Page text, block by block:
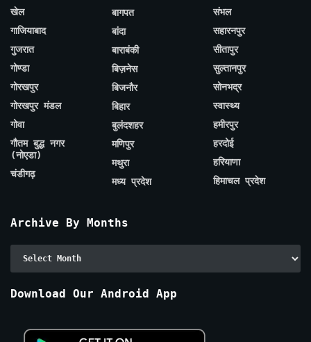
खेल
गाजियाबाद
गुजरात
गोण्डा
गोरखपुर
गोरखपुर मंडल
गोवा
गौतम बुद्ध नगर
(नोएडा)
चंडीगढ़
बागपत
बांदा
बाराबंकी
बिज़नेस
बिजनौर
बिहार
बुलंदशहर
मणिपुर
मथुरा
मध्य प्रदेश
संभल
सहारनपुर
सीतापुर
सुल्तानपुर
सोनभद्र
स्वास्थ्य
हमीरपुर
हरदोई
हरियाणा
हिमाचल प्रदेश
Archive By Months
Download Our Android App